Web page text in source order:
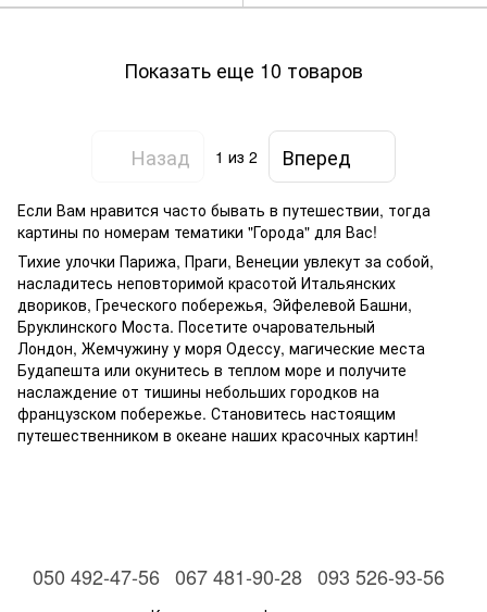
Показать еще 10 товаров
Назад 1 из 2 Вперед
Если Вам нравится часто бывать в путешествии, тогда
картины по номерам тематики "Города" для Вас!
Тихие улочки Парижа, Праги, Венеции увлекут за собой,
насладитесь неповторимой красотой Итальянских
двориков, Греческого побережья, Эйфелевой Башни,
Бруклинского Моста. Посетите очаровательный
Лондон, Жемчужину у моря Одессу, магические места
Будапешта или окунитесь в теплом море и получите
наслаждение от тишины небольших городков на
французском побережье. Становитесь настоящим
путешественником в океане наших красочных картин!
050 492-47-56 067 481-90-28 093 526-93-56